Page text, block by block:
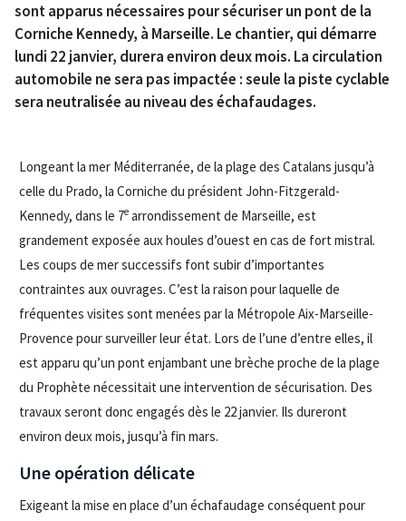
sont apparus nécessaires pour sécuriser un pont de la
Corniche Kennedy, à Marseille. Le chantier, qui démarre
lundi 22 janvier, durera environ deux mois. La circulation
automobile ne sera pas impactée : seule la piste cyclable
sera neutralisée au niveau des échafaudages.
Longeant la mer Méditerranée, de la plage des Catalans jusqu’à
celle du Prado, la Corniche du président John-Fitzgerald-
Kennedy, dans le 7e arrondissement de Marseille, est
grandement exposée aux houles d’ouest en cas de fort mistral.
Les coups de mer successifs font subir d’importantes
contraintes aux ouvrages. C’est la raison pour laquelle de
fréquentes visites sont menées par la Métropole Aix-Marseille-
Provence pour surveiller leur état. Lors de l’une d’entre elles, il
est apparu qu’un pont enjambant une brèche proche de la plage
du Prophète nécessitait une intervention de sécurisation. Des
travaux seront donc engagés dès le 22 janvier. Ils dureront
environ deux mois, jusqu’à fin mars.
Une opération délicate
Exigeant la mise en place d’un échafaudage conséquent pour